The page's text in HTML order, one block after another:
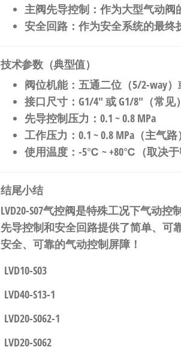
主阀先导控制 ：作为大型气动
安全回路 ：作为安全系统的最
技术参数（典型值）
阀位机能：五通二位（5/2-way）
接口尺寸 ：G1/4″ 或 G1/8″（常见）
先导控制压力 ：0.1 ~ 0.8 MPa
工作压力 ：0.1 ~ 0.8 MPa（主气路）
使用温度 ：-5℃ ~ +80℃（取决于
结尾小结
LVD20-S07气控阀是特殊工况下气动控
先导控制和安全回路提供了简单、可
安全、可靠的气动控制屏障！
LVD10-S03
LVD40-S13-1
LVD20-S062-1
LVD20-S062